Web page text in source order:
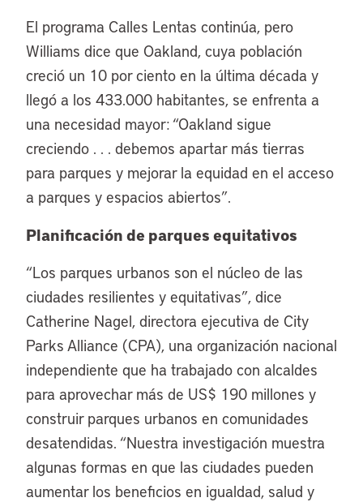
El programa Calles Lentas continúa, pero
Williams dice que Oakland, cuya población
creció un 10 por ciento en la última década y
llegó a los 433.000 habitantes, se enfrenta a
una necesidad mayor: “Oakland sigue
creciendo . . . debemos apartar más tierras
para parques y mejorar la equidad en el acceso
a parques y espacios abiertos”.
Planificación de parques equitativos
“Los parques urbanos son el núcleo de las
ciudades resilientes y equitativas”, dice
Catherine Nagel, directora ejecutiva de City
Parks Alliance (CPA), una organización nacional
independiente que ha trabajado con alcaldes
para aprovechar más de US$ 190 millones y
construir parques urbanos en comunidades
desatendidas. “Nuestra investigación muestra
algunas formas en que las ciudades pueden
aumentar los beneficios en igualdad, salud y